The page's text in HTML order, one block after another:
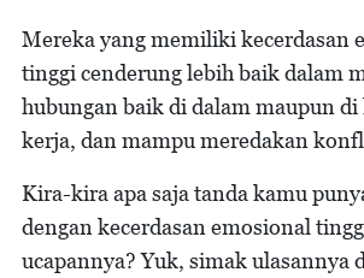
Mereka yang memiliki kecerdasan
tinggi cenderung lebih baik dalam
hubungan baik di dalam maupun
kerja, dan mampu meredakan
Kira-kira apa saja tanda kamu
dengan kecerdasan emosional
ucapannya? Yuk, simak ulasannya